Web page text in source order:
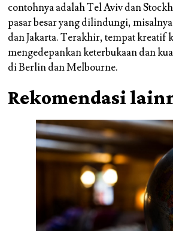
contohnya adalah Tel Aviv dan
pasar besar yang dilindungi,
dan Jakarta. Terakhir, tempat kreatif
mengedepankan keterbukaan dan
di Berlin dan Melbourne.
Rekomendasi